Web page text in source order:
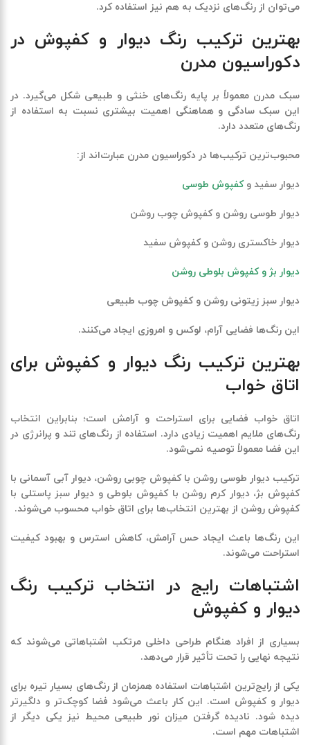
می‌توان از رنگ‌های نزدیک به هم نیز استفاده کرد.
بهترین ترکیب رنگ دیوار و کفپوش در
دکوراسیون مدرن
سبک مدرن معمولاً بر پایه رنگ‌های خنثی و طبیعی شکل می‌گیرد. در
این سبک سادگی و هماهنگی اهمیت بیشتری نسبت به استفاده از
رنگ‌های متعدد دارد.
محبوب‌ترین ترکیب‌ها در دکوراسیون مدرن عبارت‌اند از:
دیوار سفید وکفپوش طوسی
دیوار طوسی روشن و کفپوش چوب روشن
دیوار خاکستری روشن و کفپوش سفید
دیوار بژ و کفپوش بلوطی روشن
دیوار سبز زیتونی روشن و کفپوش چوب طبیعی
این رنگ‌ها فضایی آرام، لوکس و امروزی ایجاد می‌کنند.
بهترین ترکیب رنگ دیوار و کفپوش برای
اتاق خواب
اتاق خواب فضایی برای استراحت و آرامش است؛ بنابراین انتخاب
رنگ‌های ملایم اهمیت زیادی دارد. استفاده از رنگ‌های تند و پرانرژی در
این فضا معمولاً توصیه نمی‌شود.
ترکیب دیوار طوسی روشن با کفپوش چوبی روشن، دیوار آبی آسمانی با
کفپوش بژ، دیوار کرم روشن با کفپوش بلوطی و دیوار سبز پاستلی با
کفپوش روشن از بهترین انتخاب‌ها برای اتاق خواب محسوب می‌شوند.
این رنگ‌ها باعث ایجاد حس آرامش، کاهش استرس و بهبود کیفیت
استراحت می‌شوند.
اشتباهات رایج در انتخاب ترکیب رنگ
دیوار و کفپوش
بسیاری از افراد هنگام طراحی داخلی مرتکب اشتباهاتی می‌شوند که
نتیجه نهایی را تحت تأثیر قرار می‌دهد.
یکی از رایج‌ترین اشتباهات استفاده همزمان از رنگ‌های بسیار تیره برای
دیوار و کفپوش است. این کار باعث می‌شود فضا کوچک‌تر و دلگیرتر
دیده شود. نادیده گرفتن میزان نور طبیعی محیط نیز یکی دیگر از
اشتباهات مهم است.